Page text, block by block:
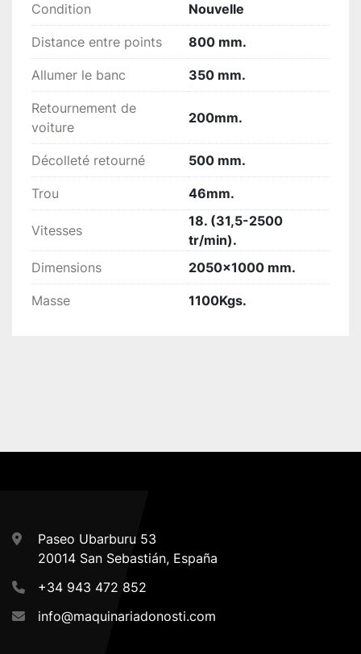
Condition Nouvelle
Distance entre points 800 mm.
Allumer le banc 350 mm.
Retournement de
voiture
200mm.
Décolleté retourné 500 mm.
Trou 46mm.
Vitesses
18. (31,5-2500
tr/min).
Dimensions
2050x1000 mm.
Masse 1100Kgs.
Paseo Ubarburu 53
20014 San Sebastián, España
+34 943 472 852
info@maquinariadonosti.com